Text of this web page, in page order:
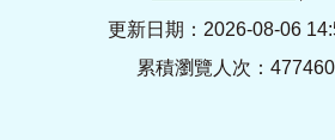
更新日期：2026-08-06
累積瀏覽人次：